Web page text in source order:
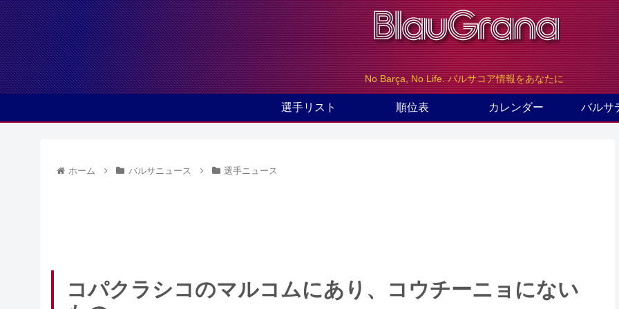
No Barça, No Life. バルサコア情報をあなたに
選手リスト 順位表 カレンダー バルサ
ホーム バルサニュース 選手ニュース
コパクラシコのマルコムにあり、コウチーニョにない